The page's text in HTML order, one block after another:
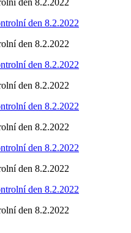
den 8.2.2022
den 8.2.2022
den 8.2.2022
den 8.2.2022
den 8.2.2022